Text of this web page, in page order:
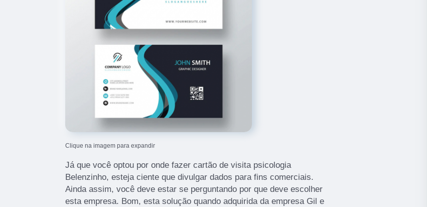
Clique na imagem para expandir
Já que você optou por onde fazer cartão de visita psicologia
Belenzinho, esteja ciente que divulgar dados para fins comerciais.
Ainda assim, você deve estar se perguntando por que deve escolher
esta empresa. Bom, esta solução quando adquirida da empresa Gil e